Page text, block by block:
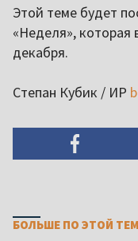
Этой теме будет
«Неделя», которая
декабря.
Степан Кубик / ИР
БОЛЬШЕ ПО ЭТОЙ